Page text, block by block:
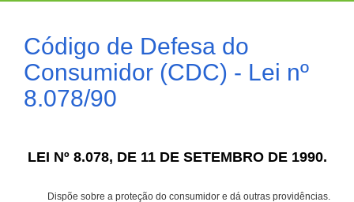
Código de Defesa do
Consumidor (CDC) - Lei nº
8.078/90
LEI Nº 8.078, DE 11 DE SETEMBRO DE 1990.
Dispõe sobre a proteção do consumidor e dá outras providências.